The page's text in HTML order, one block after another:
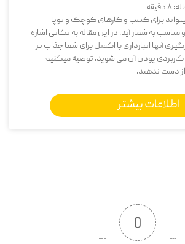
8دقیقه
برای کسب و کارهای کوچک و نوپا
به شمار آید. در این مقاله به نکاتی اشاره
آنها انبارداری با اکسل برای شما جذاب تر
یودن آن می شوید. توصیه میکنیم
از دست ندهید.
اطلاعات بیشتر
0